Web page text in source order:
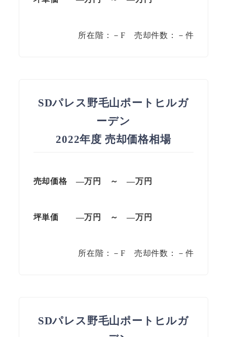
所在階：－F 売却件数：－件
SDパレス野毛山ポートヒルガ
ーデン
2022年度 売却価格相場
売却価格 —万円 ～—万円
坪単価 —万円 ～—万円
所在階：－F 売却件数：－件
SDパレス野毛山ポートヒルガ